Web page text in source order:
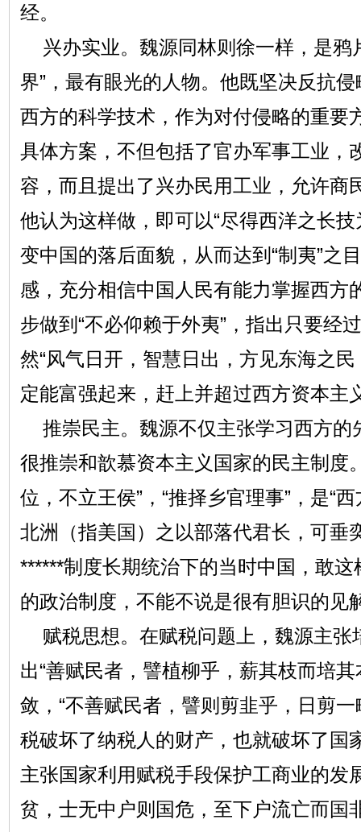
经。
兴办实业。魏源同林则徐一样，是鸦
界”，最有眼光的人物。他既坚决反抗
西方的科学技术，作为对付侵略的重要
具体方案，不但包括了官办军事工业，
容，而且提出了兴办民用工业，允许商
他认为这样做，即可以“尽得西洋之长
变中国的落后面貌，从而达到“制夷”之
感，充分相信中国人民有能力掌握西方
步做到“不必仰赖于外夷”，指出只要经
然“风气日开，智慧日出，方见东海之
定能富强起来，赶上并超过西方资本主
推崇民主。魏源不仅主张学习西方的
很推崇和歆慕资本主义国家的民主制度
位，不立王侯”，“推择乡官理事”，是“
北洲（指美国）之以部落代君长，可垂
******制度长期统治下的当时中国，敢
的政治制度，不能不说是很有胆识的见
赋税思想。在赋税问题上，魏源主张
出“善赋民者，譬植柳乎，薪其枝而培
敛，“不善赋民者，譬则剪韭乎，日剪
税破坏了纳税人的财产，也就破坏了国
主张国家利用赋税手段保护工商业的发
贫，士无中户则国危，至下户流亡而国